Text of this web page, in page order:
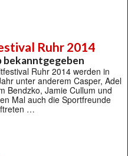
Ruhr 2014
bekanntgegeben
Ruhr 2014 werden in
unter anderem Casper, Adel
Bendzko, Jamie Cullum und
Mal auch die Sportfreunde
…